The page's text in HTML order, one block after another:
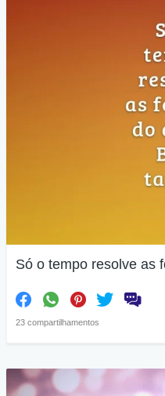
Só o tempo resolve as
23 compartilhamentos